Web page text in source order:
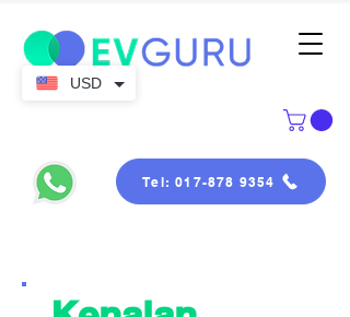
Tel: 017-878 9354
USD